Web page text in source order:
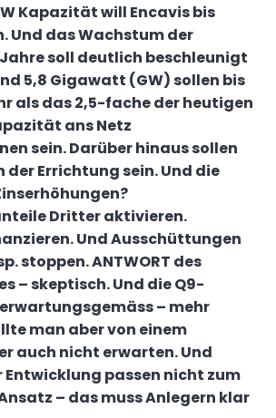
Kapazität will Encavis bis
Und das Wachstum der
soll deutlich beschleunigt
5,8 Gigawatt (GW) sollen bis
als das 2,5-fache der heutigen
ans Netz
sein. Darüber hinaus sollen
der Errichtung sein. Und die
Dritter aktivieren.
Und Ausschüttungen
stoppen. ANTWORT des
– skeptisch. Und die Q9-
– mehr
man aber von einem
auch nicht erwarten. Und
Entwicklung passen nicht zum
– das muss Anlegern klar